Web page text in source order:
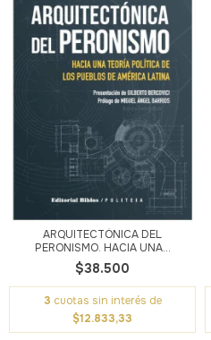
ARQUITECTÓNICA DEL
PERONISMO. HACIA UNA...
$38.500
3 cuotas sin interés de
$12.833,33